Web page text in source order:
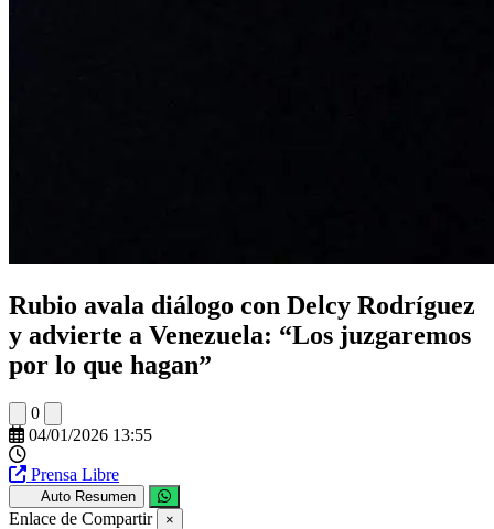
Rubio avala diálogo con Delcy Rodríguez
y advierte a Venezuela: “Los juzgaremos
por lo que hagan”
0
04/01/2026 13:55
Prensa Libre
Auto Resumen
Enlace de Compartir ×